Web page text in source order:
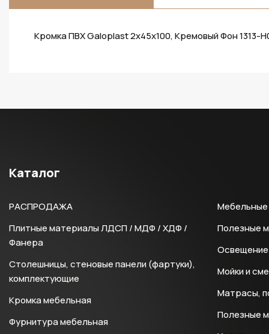
Кромка ПВХ Galoplast 2х45х100, Кремовый Фон 1313-
Каталог
РАСПРОДАЖА
Плитные материалы ЛДСП / МДФ / ХДФ /
Фанера
Столешницы, стеновые панели (фартуки),
комплектующие
Кромка мебельная
Фурнитура мебельная
Мебельные
Полезные
Освещение
Мойки и
Матрасы,
Полезные